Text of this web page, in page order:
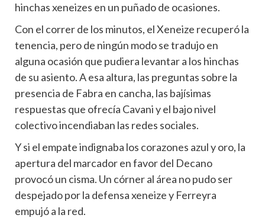
hinchas xeneizes en un puñado de ocasiones.
Con el correr de los minutos, el Xeneize recuperó la
tenencia, pero de ningún modo se tradujo en
alguna ocasión que pudiera levantar a los hinchas
de su asiento. A esa altura, las preguntas sobre la
presencia de Fabra en cancha, las bajísimas
respuestas que ofrecía Cavani y el bajo nivel
colectivo incendiaban las redes sociales.
Y si el empate indignaba los corazones azul y oro, la
apertura del marcador en favor del Decano
provocó un cisma. Un córner al área no pudo ser
despejado por la defensa xeneize y Ferreyra
empujó a la red.